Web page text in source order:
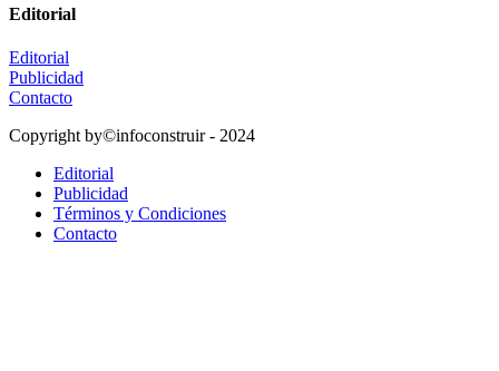
Editorial
Editorial
Publicidad
Contacto
Copyright by©infoconstruir - 2024
Editorial
Publicidad
Términos y Condiciones
Contacto